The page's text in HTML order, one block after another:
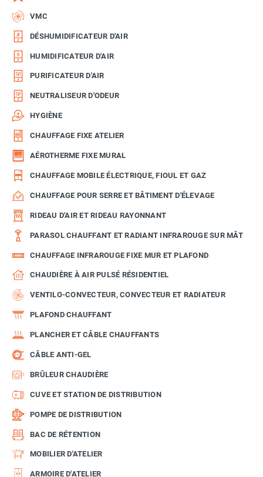
VMC
DÉSHUMIDIFICATEUR D'AIR
HUMIDIFICATEUR D'AIR
PURIFICATEUR D'AIR
NEUTRALISEUR D'ODEUR
HYGIÈNE
CHAUFFAGE FIXE ATELIER
AÉROTHERME FIXE MURAL
CHAUFFAGE MOBILE ÉLECTRIQUE, FIOUL ET GAZ
CHAUFFAGE POUR SERRE ET BÂTIMENT D'ÉLEVAGE
RIDEAU D'AIR ET RIDEAU RAYONNANT
PARASOL CHAUFFANT ET RADIANT INFRAROUGE SUR MÂT
CHAUFFAGE INFRAROUGE FIXE MUR ET PLAFOND
CHAUDIÈRE À AIR PULSÉ RÉSIDENTIEL
VENTILO-CONVECTEUR, CONVECTEUR ET RADIATEUR
PLAFOND CHAUFFANT
PLANCHER ET CÂBLE CHAUFFANTS
CÂBLE ANTI-GEL
BRÛLEUR CHAUDIÈRE
CUVE ET STATION DE DISTRIBUTION
POMPE DE DISTRIBUTION
BAC DE RÉTENTION
MOBILIER D'ATELIER
ARMOIRE D'ATELIER